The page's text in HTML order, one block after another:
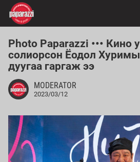
Photo Paparazzi ••• Кино
солиорсон Ёодол
дуугаа гаргаж ээ
MODERATOR
2023/03/12